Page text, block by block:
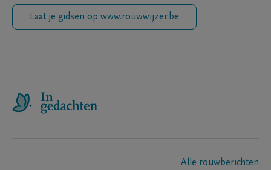
Laat je gidsen op www.rouwwijzer.be
Alle rouwberichten